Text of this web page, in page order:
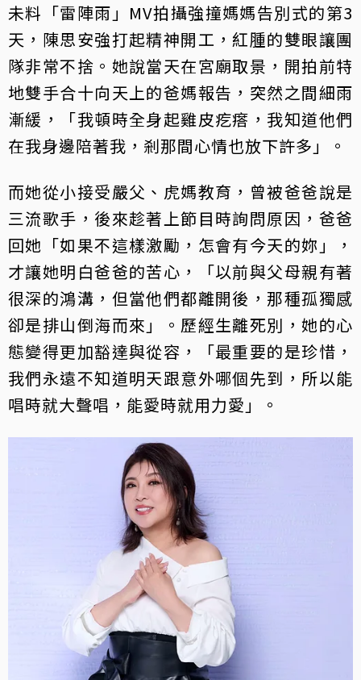
未料「雷陣雨」MV拍攝強撞媽媽告別式的第3
天，陳思安強打起精神開工，紅腫的雙眼讓團
隊非常不捨。她說當天在宮廟取景，開拍前特
地雙手合十向天上的爸媽報告，突然之間細雨
漸緩，「我頓時全身起雞皮疙瘩，我知道他們
在我身邊陪著我，剎那間心情也放下許多」。
而她從小接受嚴父、虎媽教育，曾被爸爸說是
三流歌手，後來趁著上節目時詢問原因，爸爸
回她「如果不這樣激勵，怎會有今天的妳」，
才讓她明白爸爸的苦心，「以前與父母親有著
很深的鴻溝，但當他們都離開後，那種孤獨感
卻是排山倒海而來」。歷經生離死別，她的心
態變得更加豁達與從容，「最重要的是珍惜，
我們永遠不知道明天跟意外哪個先到，所以能
唱時就大聲唱，能愛時就用力愛」。